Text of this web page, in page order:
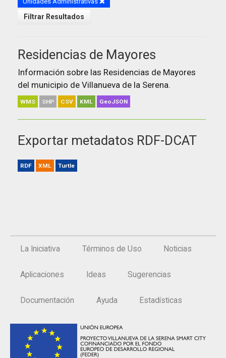
Filtrar Resultados
Residencias de Mayores
Información sobre las Residencias de Mayores
del municipio de Villanueva de la Serena.
WMS SHP CSV KML GeoJSON
Exportar metadatos RDF-DCAT
RDF XML Turtle
La Iniciativa Términos de Uso Noticias
Aplicaciones Ideas Sugerencias
Documentación Ayuda Estadísticas